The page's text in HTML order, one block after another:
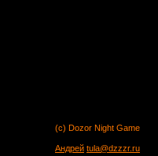
(c) Dozor Night Game
Андрей tula@dzzzr.ru